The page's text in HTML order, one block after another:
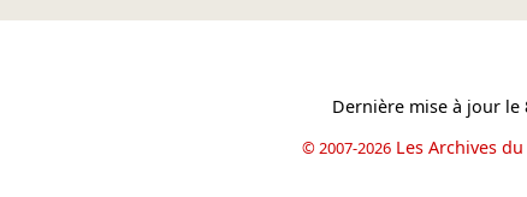
Dernière mise à jour le
© 2007-2026 Les Archives